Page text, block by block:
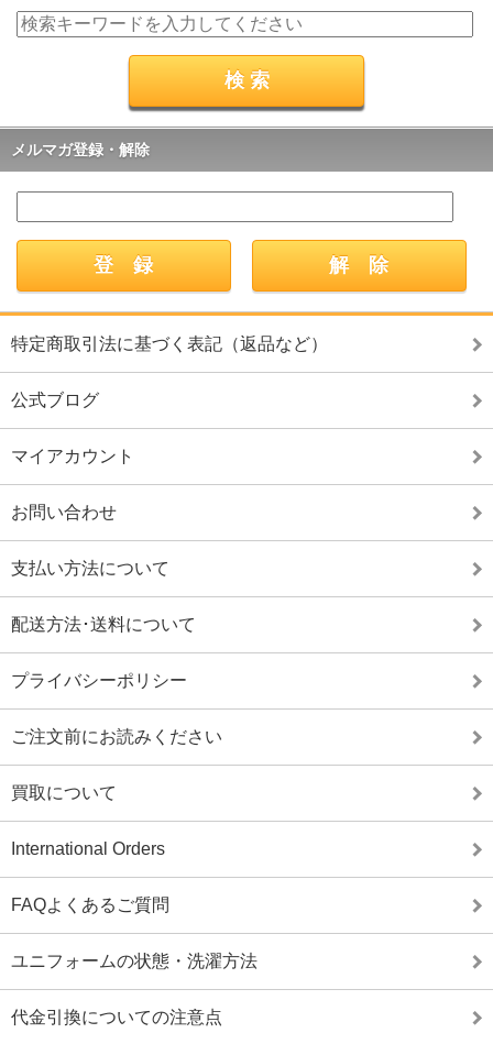
メルマガ登録・解除
特定商取引法に基づく表記（返品など）
公式ブログ
マイアカウント
お問い合わせ
支払い方法について
配送方法･送料について
プライバシーポリシー
ご注文前にお読みください
買取について
International Orders
FAQよくあるご質問
ユニフォームの状態・洗濯方法
代金引換についての注意点